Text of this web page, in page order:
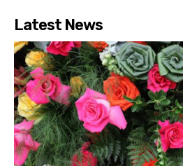
Latest News